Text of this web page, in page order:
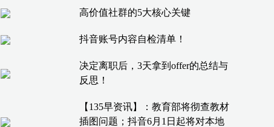
高价值社群的5大核心关键
抖音账号内容自检清单！
决定离职后，3天拿到offer的总结与
反思！
【135早资讯】：教育部将彻查教材
插图问题；抖音6月1日起将对本地